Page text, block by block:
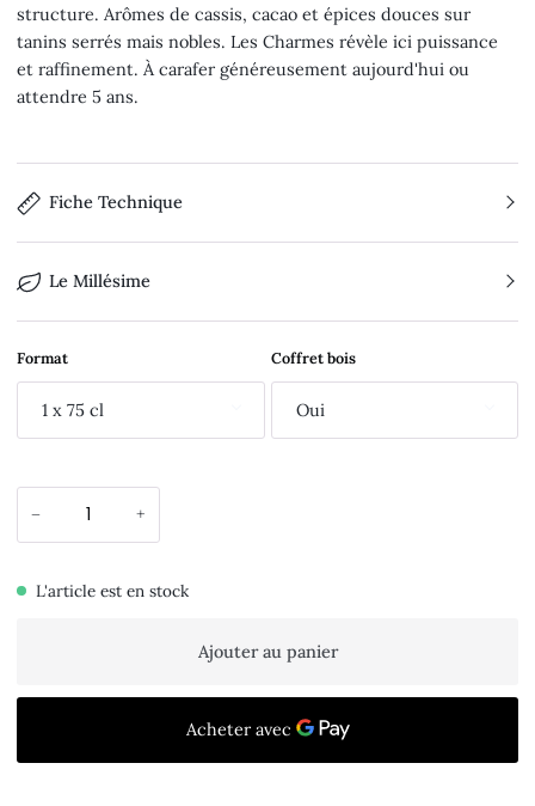
structure. Arômes de cassis, cacao et épices douces sur
tanins serrés mais nobles. Les Charmes révèle ici puissance
et raffinement. À carafer généreusement aujourd'hui ou
attendre 5 ans.
Fiche Technique
Le Millésime
Format
1 x 75 cl
Coffret bois
Oui
− +
L'article est en stock
Ajouter au panier